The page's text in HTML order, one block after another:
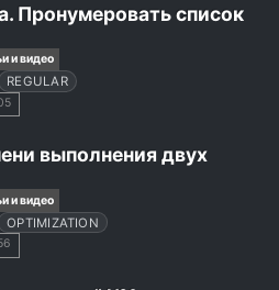
Пронумеровать список
и видео
REGULAR
выполнения двух
и видео
OPTIMIZATION